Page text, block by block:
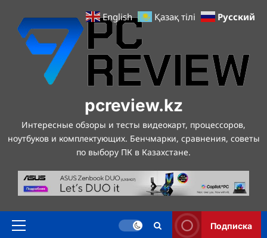
содержимому
pcreview.kz
Интересные обзоры и тесты видеокарт, процессоров,
ноутбуков и комплектующих. Бенчмарки, сравнения, советы
по выбору ПК в Казахстане.
Основное
Подписка
English Қазақ тілі Русский